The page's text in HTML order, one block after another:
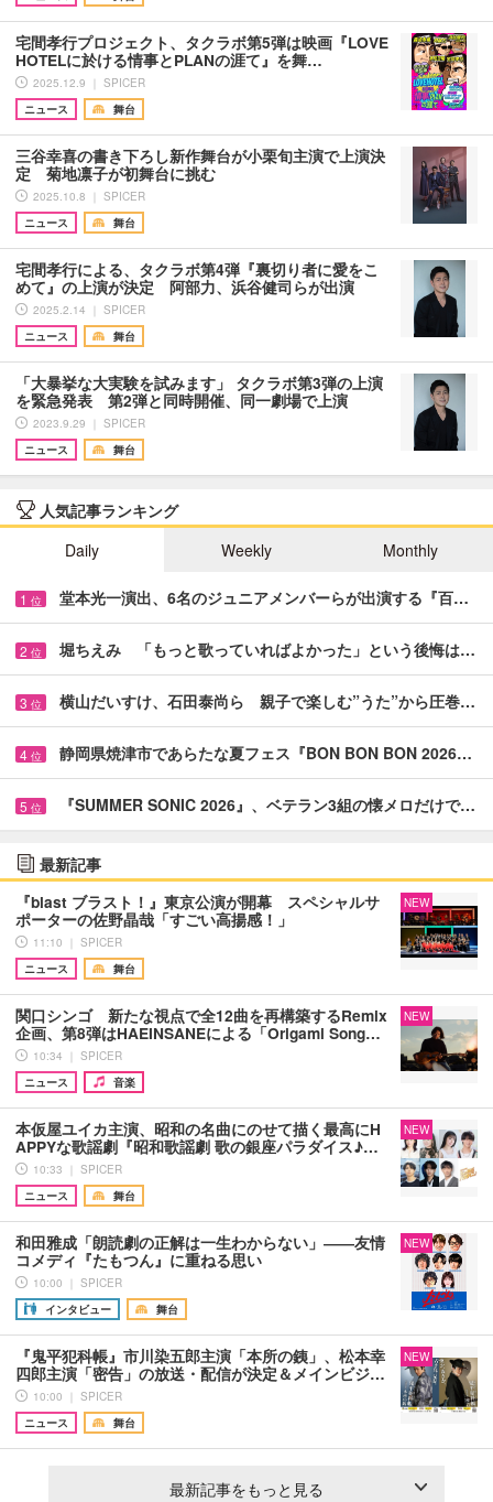
宅間孝行プロジェクト、タクラボ第5弾は映画『LOVE
HOTELに於ける情事とPLANの涯て』を舞…
2025.12.9 ｜ SPICER
ニュース
舞台
三谷幸喜の書き下ろし新作舞台が小栗旬主演で上演決
定 菊地凛子が初舞台に挑む
2025.10.8 ｜ SPICER
ニュース
舞台
宅間孝行による、タクラボ第4弾『裏切り者に愛をこ
めて』の上演が決定 阿部力、浜谷健司らが出演
2025.2.14 ｜ SPICER
ニュース
舞台
「大暴挙な大実験を試みます」 タクラボ第3弾の上演
を緊急発表 第2弾と同時開催、同一劇場で上演
2023.9.29 ｜ SPICER
ニュース
舞台
人気記事ランキング
Daily
Weekly Monthly
1 位 堂本光一演出、6名のジュニアメンバーらが出演する『百…
2 位 堀ちえみ 「もっと歌っていればよかった」という後悔は…
3 位 横山だいすけ、石田泰尚ら 親子で楽しむ”うた”から圧巻…
4 位 静岡県焼津市であらたな夏フェス『BON BON BON 2026…
5 位 『SUMMER SONIC 2026』、ベテラン3組の懐メロだけで…
最新記事
『blast ブラスト！』東京公演が開幕 スペシャルサ
ポーターの佐野晶哉「すごい高揚感！」
11:10 ｜ SPICER
ニュース
舞台
NEW
関口シンゴ 新たな視点で全12曲を再構築するRemix
企画、第8弾はHAEINSANEによる「Origami Song…
10:34 ｜ SPICER
ニュース
音楽
NEW
本仮屋ユイカ主演、昭和の名曲にのせて描く最高にH
APPYな歌謡劇『昭和歌謡劇 歌の銀座パラダイス♪…
10:33 ｜ SPICER
ニュース
舞台
NEW
和田雅成「朗読劇の正解は一生わからない」――友情
コメディ『たもつん』に重ねる思い
10:00 ｜ SPICER
インタビュー
舞台
NEW
『鬼平犯科帳』市川染五郎主演「本所の銕」、松本幸
四郎主演「密告」の放送・配信が決定＆メインビジ…
10:00 ｜ SPICER
ニュース
舞台
NEW
最新記事をもっと見る